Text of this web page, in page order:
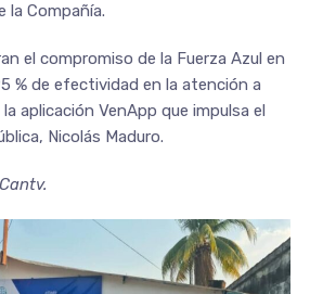
la Compañía.
el compromiso de la Fuerza Azul en
% de efectividad en la atención a
aplicación VenApp que impulsa el
Nicolás Maduro.